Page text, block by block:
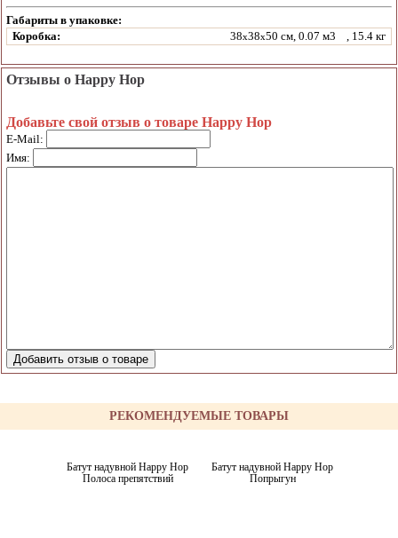
Габариты в упаковке:
Коробка:
38x38x50 см, 0.07 м3 , 15.4 кг
Отзывы о Happy Hop
Добавьте свой отзыв о товаре Happy Hop
E-Mail:
Имя:
РЕКОМЕНДУЕМЫЕ ТОВАРЫ
Батут надувной Happy Hop
Полоса препятствий
Батут надувной Happy Hop
Попрыгун